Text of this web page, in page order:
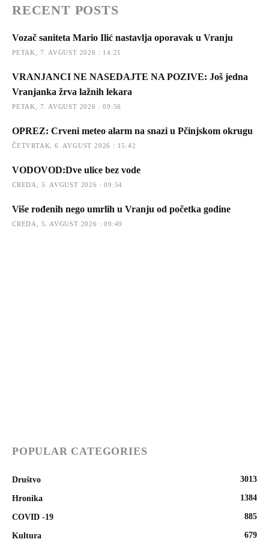
RECENT POSTS
Vozač saniteta Mario Ilić nastavlja oporavak u Vranju
PETAK, 7. AVGUST 2026 : 14:21
VRANJANCI NE NASEDAJTE NA POZIVE: Još jedna
Vranjanka žrva lažnih lekara
PETAK, 7. AVGUST 2026 : 09:56
OPREZ: Crveni meteo alarm na snazi u Pčinjskom okrugu
ČETVRTAK, 6. AVGUST 2026 : 15:42
VODOVOD:Dve ulice bez vode
CREDA, 5. AVGUST 2026 : 09:54
Više rođenih nego umrlih u Vranju od početka godine
CREDA, 5. AVGUST 2026 : 09:49
POPULAR CATEGORIES
Društvo 3013
Hronika 1384
COVID -19 885
Kultura 679